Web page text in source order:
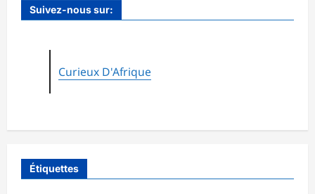
Suivez-nous sur:
Curieux D'Afrique
Étiquettes